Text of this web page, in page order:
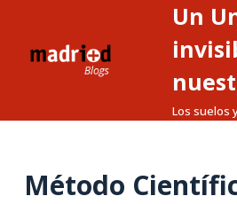
Un
Los suelos
Método